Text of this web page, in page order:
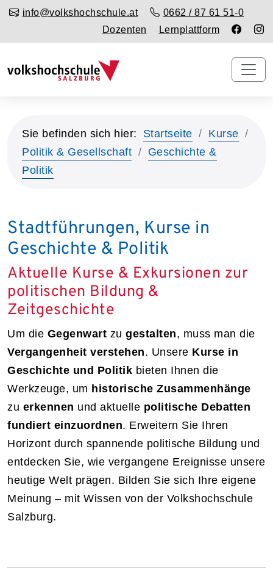
info@volkshochschule.at
0662 / 87 61 51-0
Dozenten
Lernplattform
Sie befinden sich hier: Startseite
Kurse
Politik & Gesellschaft
Geschichte &
Politik
Stadtführungen, Kurse in
Geschichte & Politik
Aktuelle Kurse & Exkursionen zur
politischen Bildung &
Zeitgeschichte
Um die Gegenwart zu gestalten, muss man die
Vergangenheit verstehen. Unsere Kurse in
Geschichte und Politik bieten Ihnen die
Werkzeuge, um historische Zusammenhänge
zu erkennen und aktuelle politische Debatten
fundiert einzuordnen. Erweitern Sie Ihren
Horizont durch spannende politische Bildung und
entdecken Sie, wie vergangene Ereignisse unsere
heutige Welt prägen. Bilden Sie sich Ihre eigene
Meinung – mit Wissen von der Volkshochschule
Salzburg.